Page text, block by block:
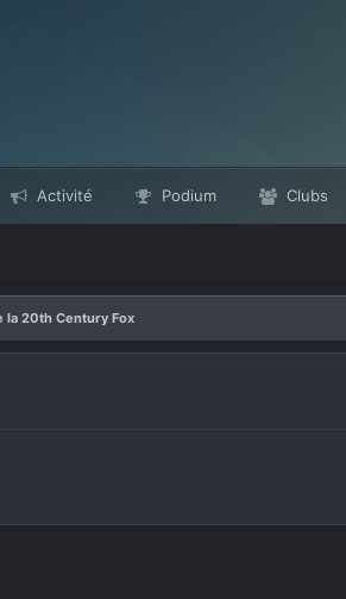
Activité Podium Clubs
la 20th Century Fox